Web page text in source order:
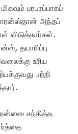
பரபரப்பாகப்
அந்தப்
விடுத்தார்கள்.
தயாரிப்பு
உரிய
பற்றி
சந்தித்த